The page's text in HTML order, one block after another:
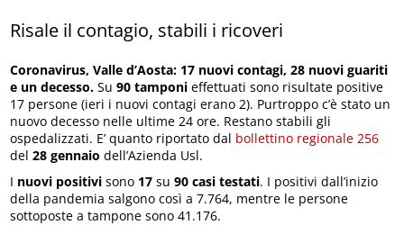
Risale il contagio, stabili i ricoveri
Coronavirus, Valle d’Aosta: 17 nuovi contagi, 28 nuovi guariti
e un decesso.Su90 tamponi effettuati sono risultate positive
17 persone (ieri i nuovi contagi erano 2). Purtroppo c’è stato un
nuovo decesso nelle ultime 24 ore. Restano stabili gli
ospedalizzati. E’ quanto riportato dal bollettino regionale 256
del28 gennaio dell’Azienda Usl.
I nuovi positivi sono 17su90 casi testati. I positivi dall’inizio
della pandemia salgono così a 7.764, mentre le persone
sottoposte a tampone sono 41.176.